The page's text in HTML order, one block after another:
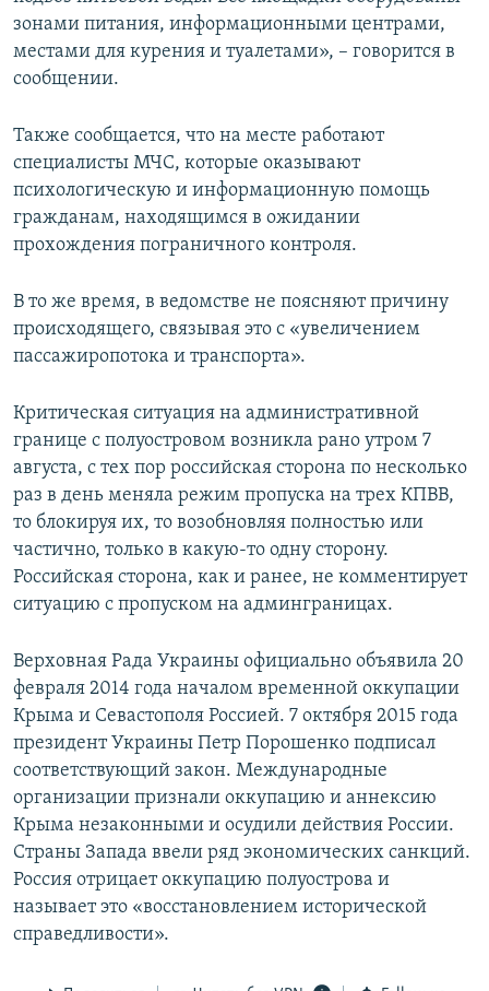
зонами питания, информационными центрами,
местами для курения и туалетами», – говорится в
сообщении.
Также сообщается, что на месте работают
специалисты МЧС, которые оказывают
психологическую и информационную помощь
гражданам, находящимся в ожидании
прохождения пограничного контроля.
В то же время, в ведомстве не поясняют причину
происходящего, связывая это с «увеличением
пассажиропотока и транспорта».
Критическая ситуация на административной
границе с полуостровом возникла рано утром 7
августа, с тех пор российская сторона по несколько
раз в день меняла режим пропуска на трех КПВВ,
то блокируя их, то возобновляя полностью или
частично, только в какую-то одну сторону.
Российская сторона, как и ранее, не комментирует
ситуацию с пропуском на админграницах.
Верховная Рада Украины официально объявила 20
февраля 2014 года началом временной оккупации
Крыма и Севастополя Россией. 7 октября 2015 года
президент Украины Петр Порошенко подписал
соответствующий закон. Международные
организации признали оккупацию и аннексию
Крыма незаконными и осудили действия России.
Страны Запада ввели ряд экономических санкций.
Россия отрицает оккупацию полуострова и
называет это «восстановлением исторической
справедливости».